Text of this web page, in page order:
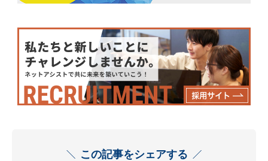
この記事をシェアする